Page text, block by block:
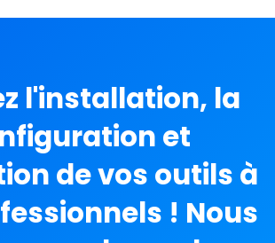
l'installation, la
et
de vos outils à
! Nous